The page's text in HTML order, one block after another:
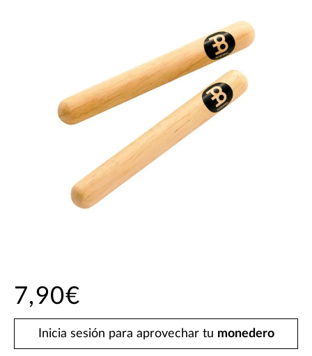
7,90€
Inicia sesión para aprovechar tu monedero